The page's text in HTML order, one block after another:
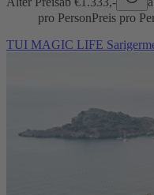
pro PersonPreis pro
TUI MAGIC LIFE